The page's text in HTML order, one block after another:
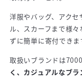
洋服やバッグ、アク
ル、スカーフまで様
ずに簡単に寄付できま
取扱いブランドは7000
く、カジュアルなブラ